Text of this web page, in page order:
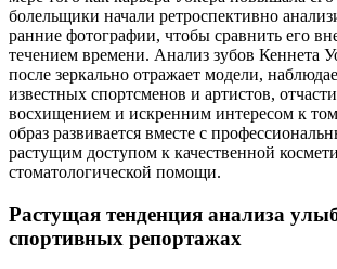
болельщики начали ретроспективно
ранние фотографии, чтобы сравнить его
течением времени. Анализ зубов Кеннета
после зеркально отражает модели,
известных спортсменов и артистов,
восхищением и искренним интересом к
образ развивается вместе с
растущим доступом к качественной
стоматологической помощи.
Растущая тенденция анализа
спортивных репортажах